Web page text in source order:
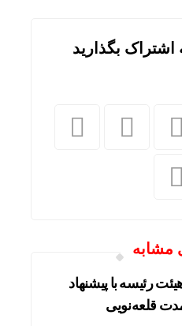
اشتراک بگذارید
مشابه
رئیسه با پیشنهاد
قلعه‌نویی